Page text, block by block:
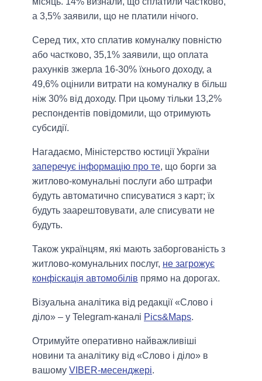
а 3,5% заявили, що не платили нічого.
Серед тих, хто сплатив комуналку повністю
або частково, 35,1% заявили, що оплата
рахунків зжерла 16-30% їхнього доходу, а
49,6% оцінили витрати на комуналку в більш
ніж 30% від доходу. При цьому тільки 13,2%
респондентів повідомили, що отримують
субсидії.
Нагадаємо, Міністерство юстиції України
заперечує інформацію про те, що борги за
житлово-комунальні послуги або штрафи
будуть автоматично списуватися з карт; їх
будуть заарештовувати, але списувати не
будуть.
Також українцям, які мають заборгованість з
житлово-комунальних послуг, не загрожує
конфіскація автомобілів прямо на дорогах.
Візуальна аналітика від редакції «Слово і
діло» – у Telegram-каналі Pics&Maps.
Отримуйте оперативно найважливіші
новини та аналітику від «Слово і діло» в
вашому VIBER-месенджері.